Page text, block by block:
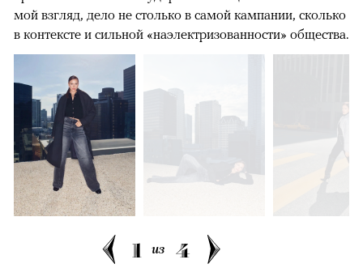
мой взгляд, дело не столько в самой кампании, сколько
в контексте и сильной «наэлектризованности» общества.
1 из 4